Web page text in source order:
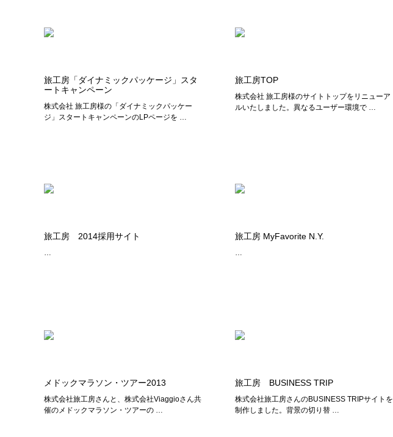
旅工房「ダイナミックパッケージ」スタ
ートキャンペーン
株式会社 旅工房様の「ダイナミックパッケー
ジ」スタートキャンペーンのLPページを …
旅工房TOP
株式会社 旅工房様のサイトトップをリニューア
ルいたしました。異なるユーザー環境で …
旅工房 2014採用サイト
…
旅工房 MyFavorite N.Y.
…
メドックマラソン・ツアー2013
株式会社旅工房さんと、株式会社Viaggioさん共
催のメドックマラソン・ツアーの …
旅工房 BUSINESS TRIP
株式会社旅工房さんのBUSINESS TRIPサイトを
制作しました。背景の切り替 …